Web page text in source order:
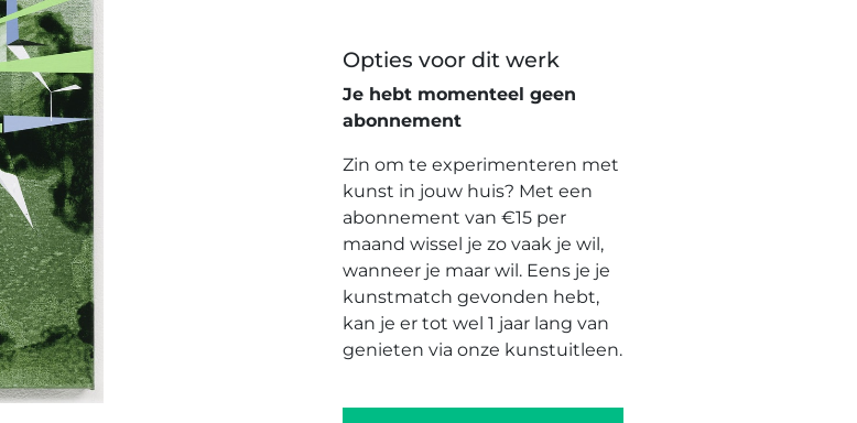
Opties voor dit werk
Je hebt momenteel geen
abonnement
Zin om te experimenteren met
kunst in jouw huis? Met een
abonnement van €15 per
maand wissel je zo vaak je wil,
wanneer je maar wil. Eens je je
kunstmatch gevonden hebt,
kan je er tot wel 1 jaar lang van
genieten via onze kunstuitleen.